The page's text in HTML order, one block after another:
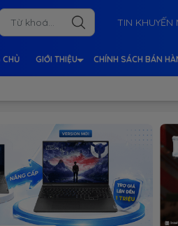
TIN KHUYẾN
CHỦ GIỚI THIỆU CHÍNH SÁCH BÁN